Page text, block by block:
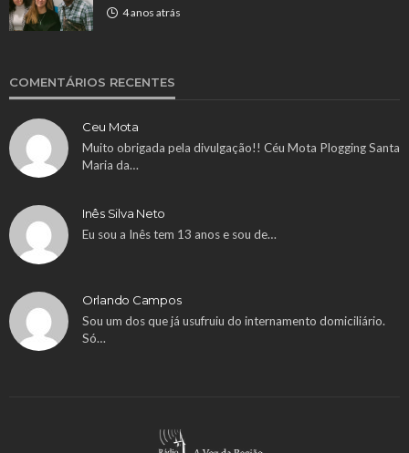
4 anos atrás
COMENTÁRIOS RECENTES
Ceu Mota
Muito obrigada pela divulgação!! Céu Mota Plogging Santa
Maria da…
Inês Silva Neto
Eu sou a Inês tem 13 anos e sou de…
Orlando Campos
Sou um dos que já usufruiu do internamento domiciliário.
Só…